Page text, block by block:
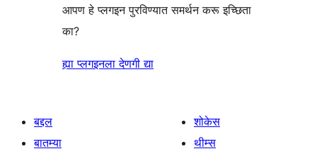
आपण हे प्लगइन पुरविण्यात समर्थन करू इच्छिता
का?
ह्या प्लगइनला देणगी द्या
बद्दल
बातम्या
शोकेस
थीम्स